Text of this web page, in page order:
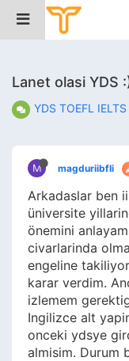
Lanet olasi YDS
YDS TOEFL IELTS
M magduriibfli
Arkadaslar ben
üniversite
önemini
civarlarinda
engeline
karar verdim.
izlemem
Ingilizce alt
onceki ydsye
almisim. Durum